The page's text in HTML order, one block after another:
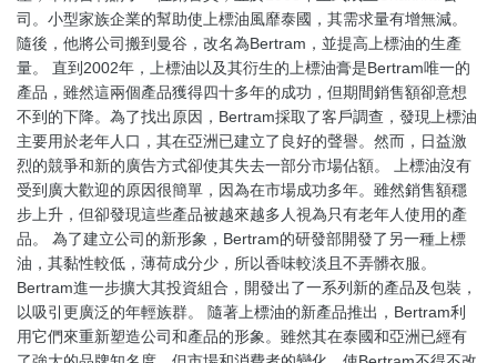
司。小型家族企業的幫助使上標油風靡泰國，其需求量有增無減。
隨後，他將公司搬到曼谷，改名為Bertram，並提高上標油的生產
量。 直到2002年，上標油以及其衍生的上標油膏是Bertram唯一的
產品，雖然這兩個產品獲得四十多年的成功，但期間銷售額卻意想
不到的下降。為了找出原因，Bertram採取了客戶調查，發現上標油
主要用於老年人口，其在亞洲已建立了良好的聲譽。然而，日益激
烈的競爭和新的廣告方式卻使其失去一部分市場佔額。 上標油沒有
受到廣大歡迎的原因很簡單，因為在市場成功多年。雖然銷售額穩
步上升，但卻發現這些產品被越來越多人視為只有老年人使用的產
品。 為了建立公司的新形象，Bertram的研發部開發了另一種上標
油，其黏性較低，薄荷成分少，所以香味較淡且不弄髒衣服。
Bertram進一步擴大其投資組合，開發出了一系列新的產品及包裝，
以吸引更廣泛的年輕族群。 隨著上標油的新產品推出，Bertram利
用它們來重新塑造公司和產品的形象。雖然其在泰國和亞洲已經有